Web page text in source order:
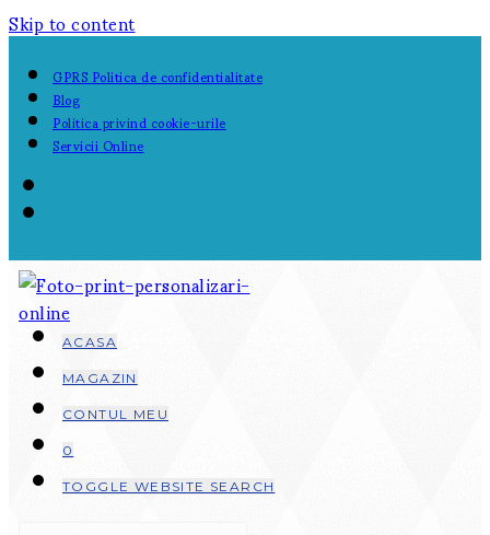
Skip to content
GPRS Politica de confidentialitate
Blog
Politica privind cookie-urile
Servicii Online
ACASA
MAGAZIN
CONTUL MEU
0
TOGGLE WEBSITE SEARCH